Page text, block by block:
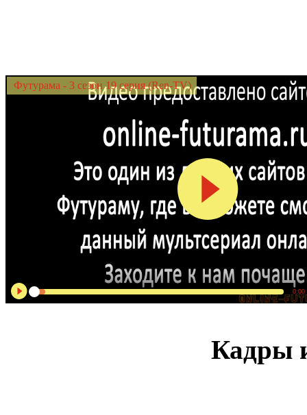
Футурама - 3 сезон 19 серия (Ren-TV)
0:00
Кадры